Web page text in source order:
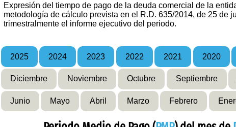
Expresión del tiempo de pago de la deuda comercial de la
metodología de cálculo prevista en el R.D. 635/2014, de 25 de
trimestralmente el informe ejecutivo del periodo.
2025 2024 2023 2022 2021 2020
Diciembre Noviembre Octubre Septiembre
Junio Mayo Abril Marzo Febrero